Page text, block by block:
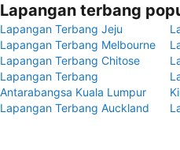
Lapangan terbang
Lapangan Terbang Jeju
Lapangan Terbang Melbourne
Lapangan Terbang Chitose
Lapangan Terbang
Antarabangsa Kuala Lumpur
Lapangan Terbang Auckland